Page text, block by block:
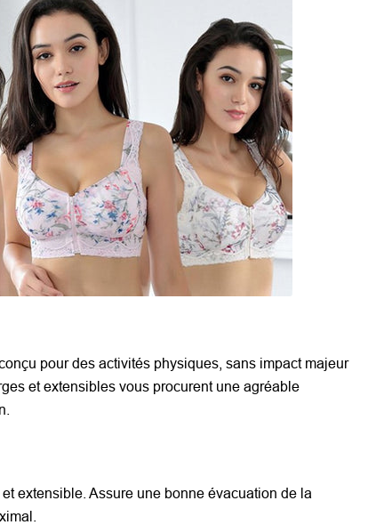
pour des activités physiques, sans impact majeur
et extensibles vous procurent une agréable
extensible. Assure une bonne évacuation de la